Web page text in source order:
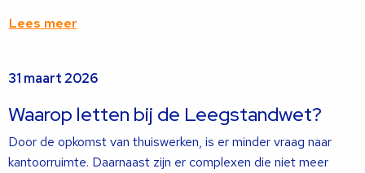
Lees meer
meer
31 maart 2026
Waarop letten bij de Leegstandwet?
Door de opkomst van thuiswerken, is er minder vraag naar
kantoorruimte. Daarnaast zijn er complexen die niet meer